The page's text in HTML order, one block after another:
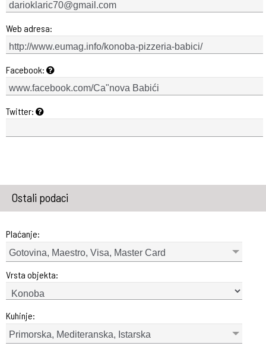
Web adresa:
Facebook:
Twitter:
Ostali podaci
Plaćanje:
Gotovina, Maestro, Visa, Master Card
Vrsta objekta:
Kuhinje:
Primorska, Mediteranska, Istarska